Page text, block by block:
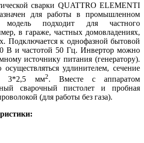
сварки QUATTRO ELEMENTI
для работы в промышленном
модель подходит для частного
в гараже, частных домовладениях,
Подключается к однофазной бытовой
В и частотой 50 Гц. Инвертор можно
источнику питания (генератору).
удлинителем, сечение
3*2,5 мм2. Вместе с аппаратом
сварочный пистолет и пробная
(для работы без газа).